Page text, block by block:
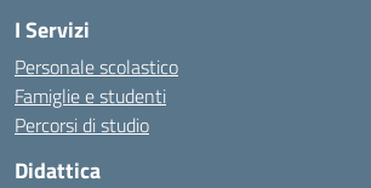
I Servizi
Personale scolastico
Famiglie e studenti
Percorsi di studio
Didattica